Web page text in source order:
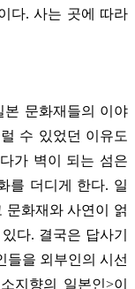
다. 사는 곳에 따라
본 문화재들의 이야
수 있었던 이유도
가 벽이 되는 섬은
를 더디게 한다. 일
문화재와 사연이 얽
다. 결국은 답사기
들을 외부인의 시선
지향의 일본인>이